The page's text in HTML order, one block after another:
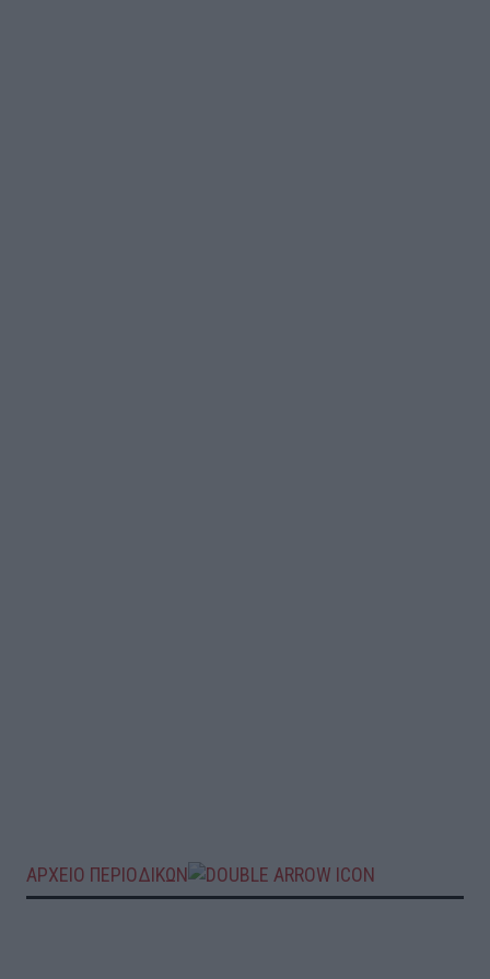
ΑΡΧΕΙΟ ΠΕΡΙΟΔΙΚΩΝ